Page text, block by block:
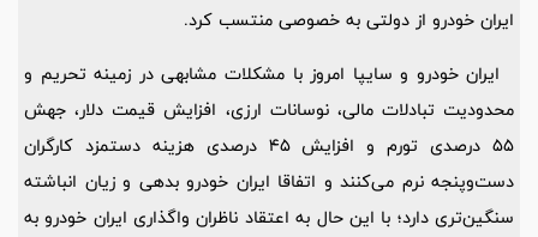
ایران خودرو از دولتی به خصوصی منتسب کرد.
ایران خودرو و سایپا امروز با مشکلات مشابهی در زمینه تحریم و
محدودیت تبادلات مالی، نوسانات ارزی، افزایش قیمت دلار، جهش
55 درصدی تورم و افزایش 45 درصدی هزینه دستمزد کارگران
دست‌وپنجه نرم می‌کنند و اتفاقا ایران خودرو بدهی و زیان انباشته
سنگین‌تری دارد؛ با این حال به اعتقاد ناظران واگذاری ایران خودرو به